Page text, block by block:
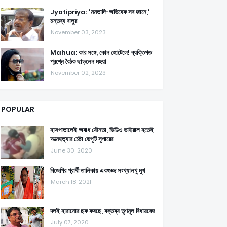
Jyotipriya: 'মমতাদি-অভিষেক সব জানে,'
মন্তব্য বালুর
November 03, 2023
Mahua: কার সঙ্গে, কোন হোটেলে! ব্যক্তিগত
প্রশ্নে বৈঠক ছাড়লেন মহুয়া
November 02, 2023
POPULAR
হাসপাতালেই অবাধ যৌনতা, ভিডিও ভাইরাল হতেই
আত্মহত্যার চেষ্টা ডেপুটি সুপারের
June 30, 2020
বিজেপির প্রার্থী তালিকায় একগুচ্ছ সংখ্যালখু মুখ
March 18, 2021
দলই হারানোর ছক কষছে, বক্তব্য তৃণমূল বিধায়কের
July 07, 2020